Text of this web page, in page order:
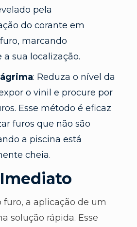
pela
do corante em
marcando
sua localização.
: Reduza o nível da
o vinil e procure por
Esse método é eficaz
furos que não são
a piscina está
cheia.
furo, a aplicação de um
solução rápida. Esse